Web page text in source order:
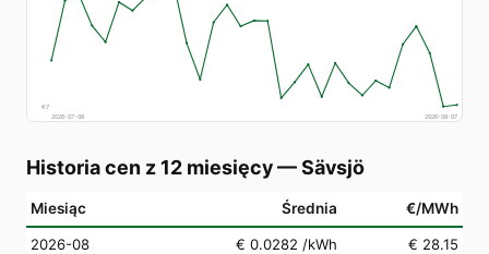
€7
2026-07-08
2026-08-07
Historia cen z 12 miesięcy—Sävsjö
Miesiąc Średnia €/MWh
2026-08 € 0.0282 /kWh
€ 28.15